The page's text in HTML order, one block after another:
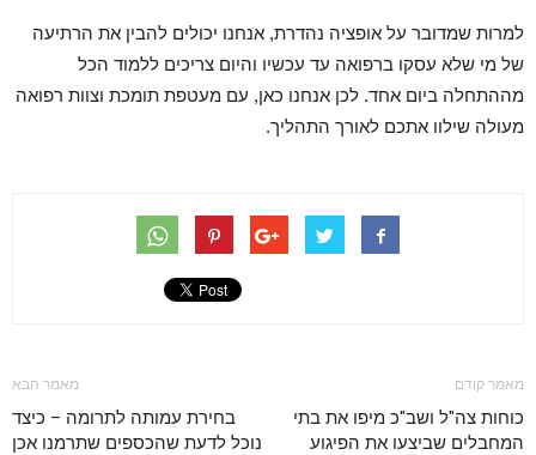
למרות שמדובר על אופציה נהדרת, אנחנו יכולים להבין את הרתיעה
של מי שלא עסקו ברפואה עד עכשיו והיום צריכים ללמוד הכל
מההתחלה ביום אחד. לכן אנחנו כאן, עם מעטפת תומכת וצוות רפואה
מעולה שילוו אתכם לאורך התהליך.
מאמר קודם
כוחות צה"ל ושב"כ מיפו את בתי
המחבלים שביצעו את הפיגוע
מאמר הבא
בחירת עמותה לתרומה – כיצד
נוכל לדעת שהכספים שתרמנו אכן